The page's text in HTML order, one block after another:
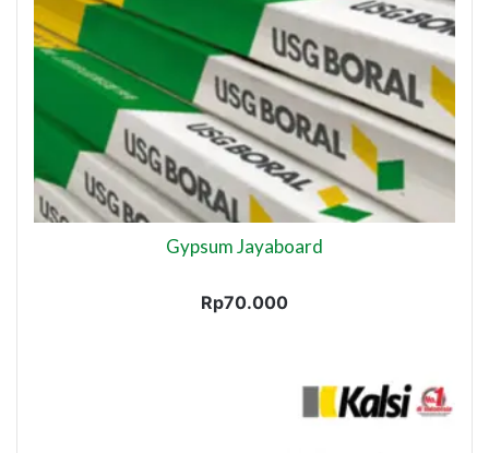
Gypsum Jayaboard
Rp70.000